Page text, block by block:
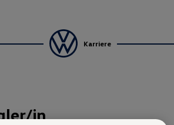
Karriere
in